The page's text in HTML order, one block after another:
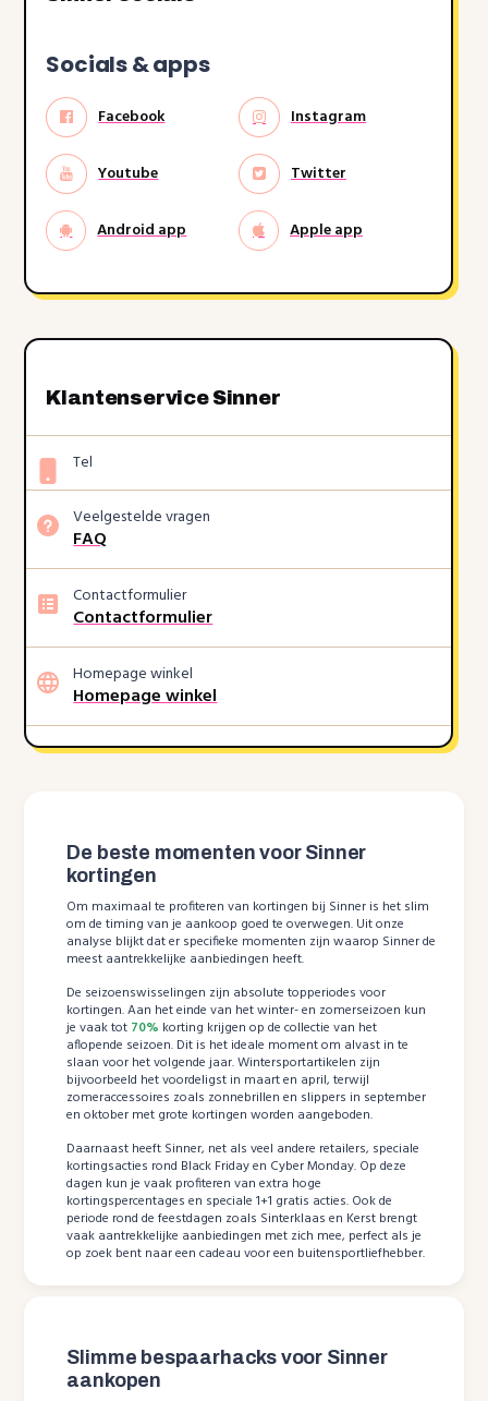
Socials & apps
Facebook Instagram
Youtube Twitter
Android app Apple app
Klantenservice Sinner
Tel
Veelgestelde vragen
FAQ
Contactformulier
Contactformulier
Homepage winkel
Homepage winkel
De beste momenten voor Sinner
kortingen
Om maximaal te profiteren van kortingen bij Sinner is het slim
om de timing van je aankoop goed te overwegen. Uit onze
analyse blijkt dat er specifieke momenten zijn waarop Sinner de
meest aantrekkelijke aanbiedingen heeft.
De seizoenswisselingen zijn absolute topperiodes voor
kortingen. Aan het einde van het winter- en zomerseizoen kun
je vaak tot 70% korting krijgen op de collectie van het
aflopende seizoen. Dit is het ideale moment om alvast in te
slaan voor het volgende jaar. Wintersportartikelen zijn
bijvoorbeeld het voordeligst in maart en april, terwijl
zomeraccessoires zoals zonnebrillen en slippers in september
en oktober met grote kortingen worden aangeboden.
Daarnaast heeft Sinner, net als veel andere retailers, speciale
kortingsacties rond Black Friday en Cyber Monday. Op deze
dagen kun je vaak profiteren van extra hoge
kortingspercentages en speciale 1+1 gratis acties. Ook de
periode rond de feestdagen zoals Sinterklaas en Kerst brengt
vaak aantrekkelijke aanbiedingen met zich mee, perfect als je
op zoek bent naar een cadeau voor een buitensportliefhebber.
Slimme bespaarhacks voor Sinner
aankopen